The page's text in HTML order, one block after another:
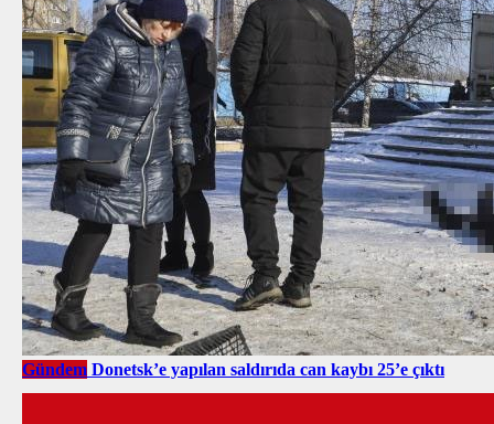
Gündem Donetsk’e yapılan saldırıda can kaybı 25’e çıktı